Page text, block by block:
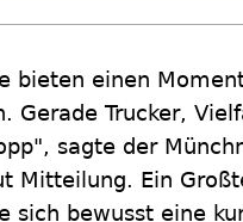
bieten einen
Gerade Trucker,
sagte der
Mitteilung. Ein
sich bewusst eine